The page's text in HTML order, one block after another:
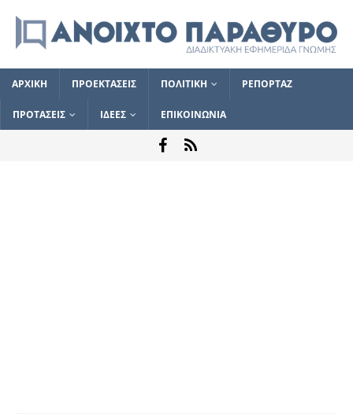
ΑΡΧΙΚΗ ΠΡΟΕΚΤΑΣΕΙΣ ΠΟΛΙΤΙΚΗ ΡΕΠΟΡΤΑΖ
ΠΡΟΤΑΣΕΙΣ ΙΔΕΕΣ ΕΠΙΚΟΙΝΩΝΙΑ